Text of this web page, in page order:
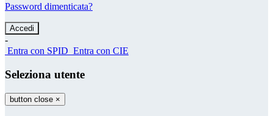
Password dimenticata?
-
Entra con SPID Entra con CIE
Seleziona utente
button close ×